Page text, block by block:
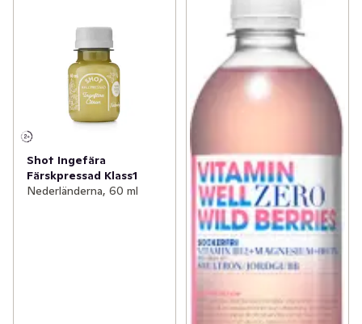
Shot Ingefära
Färskpressad Klass1
Nederländerna, 60 ml